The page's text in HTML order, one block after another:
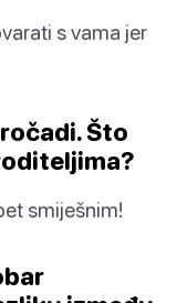
s vama jer
Što
smiješnim!